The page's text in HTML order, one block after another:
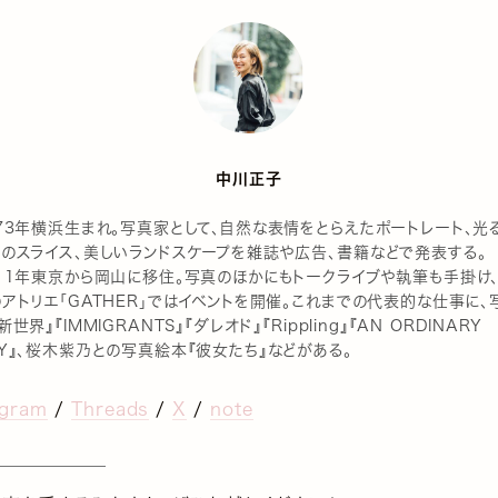
中川正子
年横浜生まれ。写真家として、自然な表情をとらえたポートレート、光
スライス、美しいランドスケープを雑誌や広告、書籍などで発表する。
年東京から岡山に移住。写真のほかにもトークライブや執筆も手掛け
トリエ「GATHER」ではイベントを開催。これまでの代表的な仕事に、
世界』『IMMIGRANTS』『ダレオド』『Rippling』『AN ORDINARY
、桜木紫乃との写真絵本『彼女たち』などがある。
/ Threads / X / note